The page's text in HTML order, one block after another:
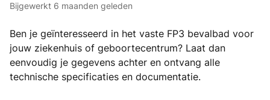
Bijgewerkt 6 maanden geleden
Ben je geïnteresseerd in het vaste FP3 bevalbad voor
jouw ziekenhuis of geboortecentrum? Laat dan
eenvoudig je gegevens achter en ontvang alle
technische specificaties en documentatie.